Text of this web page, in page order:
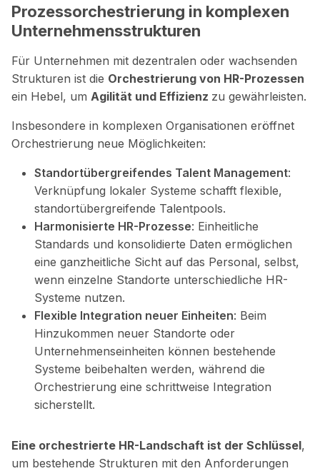
Prozessorchestrierung in komplexen
Unternehmensstrukturen
Für Unternehmen mit dezentralen oder wachsenden
Strukturen ist die Orchestrierung von HR-Prozessen
ein Hebel, um Agilität und Effizienz zu gewährleisten.
Insbesondere in komplexen Organisationen eröffnet
Orchestrierung neue Möglichkeiten:
Standortübergreifendes Talent Management:
Verknüpfung lokaler Systeme schafft flexible,
standortübergreifende Talentpools.
Harmonisierte HR-Prozesse: Einheitliche
Standards und konsolidierte Daten ermöglichen
eine ganzheitliche Sicht auf das Personal, selbst,
wenn einzelne Standorte unterschiedliche HR-
Systeme nutzen.
Flexible Integration neuer Einheiten: Beim
Hinzukommen neuer Standorte oder
Unternehmenseinheiten können bestehende
Systeme beibehalten werden, während die
Orchestrierung eine schrittweise Integration
sicherstellt.
Eine orchestrierte HR-Landschaft ist der Schlüssel,
um bestehende Strukturen mit den Anforderungen